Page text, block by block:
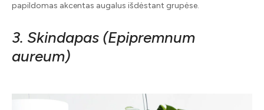
papildomas akcentas augalus išdėstant grupėse.
3. Skindapas (Epipremnum
aureum)